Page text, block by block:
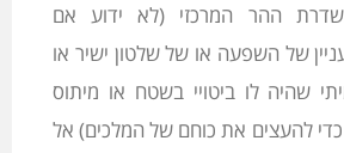
ההר המרכזי (לא ידוע אם
של השפעה או של שלטון ישיר או
שהיה לו ביטויי בשטח או מיתוס
כדי להעצים את כוחם של המלכים) אל